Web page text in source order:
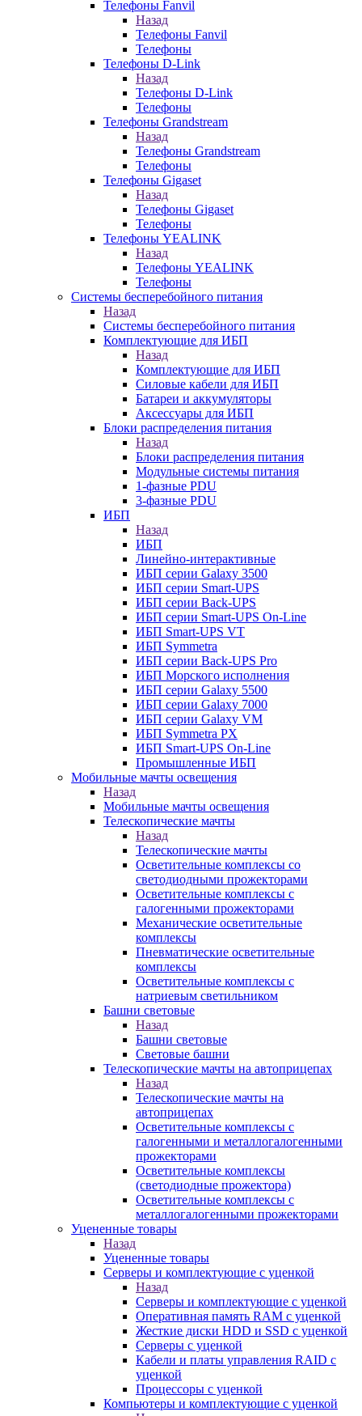
Телефоны Fanvil
Назад
Телефоны Fanvil
Телефоны
Телефоны D-Link
Назад
Телефоны D-Link
Телефоны
Телефоны Grandstream
Назад
Телефоны Grandstream
Телефоны
Телефоны Gigaset
Назад
Телефоны Gigaset
Телефоны
Телефоны YEALINK
Назад
Телефоны YEALINK
Телефоны
Системы бесперебойного питания
Назад
Системы бесперебойного питания
Комплектующие для ИБП
Назад
Комплектующие для ИБП
Силовые кабели для ИБП
Батареи и аккумуляторы
Аксессуары для ИБП
Блоки распределения питания
Назад
Блоки распределения питания
Модульные системы питания
1-фазные PDU
3-фазные PDU
ИБП
Назад
ИБП
Линейно-интерактивные
ИБП серии Galaxy 3500
ИБП серии Smart-UPS
ИБП серии Back-UPS
ИБП серии Smart-UPS On-Line
ИБП Smart-UPS VT
ИБП Symmetra
ИБП серии Back-UPS Pro
ИБП Морского исполнения
ИБП серии Galaxy 5500
ИБП серии Galaxy 7000
ИБП серии Galaxy VM
ИБП Symmetra PX
ИБП Smart-UPS On-Line
Промышленные ИБП
Мобильные мачты освещения
Назад
Мобильные мачты освещения
Телескопические мачты
Назад
Телескопические мачты
Осветительные комплексы со
светодиодными прожекторами
Осветительные комплексы с
галогенными прожекторами
Механические осветительные
комплексы
Пневматические осветительные
комплексы
Осветительные комплексы с
натриевым светильником
Башни световые
Назад
Башни световые
Световые башни
Телескопические мачты на автоприцепах
Назад
Телескопические мачты на
автоприцепах
Осветительные комплексы с
галогенными и металлогалогенными
прожекторами
Осветительные комплексы
(светодиодные прожектора)
Осветительные комплексы с
металлогалогенными прожекторами
Уцененные товары
Назад
Уцененные товары
Серверы и комплектующие с уценкой
Назад
Серверы и комплектующие с уценкой
Оперативная память RAM с уценкой
Жесткие диски HDD и SSD с уценкой
Серверы с уценкой
Кабели и платы управления RAID с
уценкой
Процессоры с уценкой
Компьютеры и комплектующие с уценкой